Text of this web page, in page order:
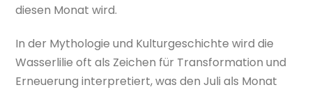
diesen Monat wird.
In der Mythologie und Kulturgeschichte wird die
Wasserlilie oft als Zeichen für Transformation und
Erneuerung interpretiert, was den Juli als Monat